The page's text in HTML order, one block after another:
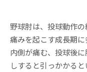
野球肘は、投球動作の
痛みを起こす成長期
内側が痛む、投球後
しすると引っかかる